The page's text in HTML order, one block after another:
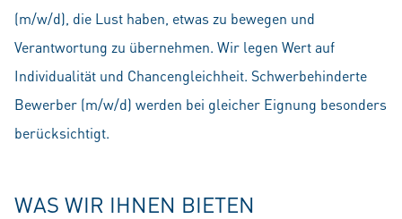
(m/w/d), die Lust haben, etwas zu bewegen und
Verantwortung zu übernehmen. Wir legen Wert auf
Individualität und Chancengleichheit. Schwerbehinderte
Bewerber (m/w/d) werden bei gleicher Eignung besonders
berücksichtigt.
WAS WIR IHNEN BIETEN